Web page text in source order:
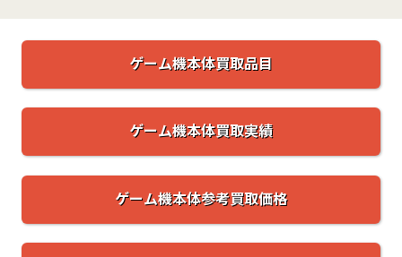
ゲーム機本体買取品目
ゲーム機本体買取実績
ゲーム機本体参考買取価格